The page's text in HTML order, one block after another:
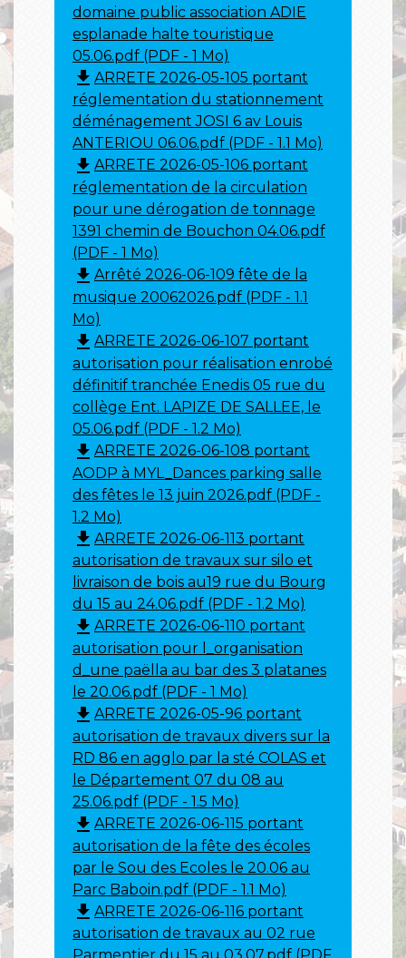
domaine public association ADIE
esplanade halte touristique
05.06.pdf (PDF - 1 Mo)
file_download ARRETE 2026-05-105 portant
réglementation du stationnement
déménagement JOSI 6 av Louis
ANTERIOU 06.06.pdf (PDF - 1.1 Mo)
file_download ARRETE 2026-05-106 portant
réglementation de la circulation
pour une dérogation de tonnage
1391 chemin de Bouchon 04.06.pdf
(PDF - 1 Mo)
file_download Arrêté 2026-06-109 fête de la
musique 20062026.pdf (PDF - 1.1
Mo)
file_download ARRETE 2026-06-107 portant
autorisation pour réalisation enrobé
définitif tranchée Enedis 05 rue du
collège Ent. LAPIZE DE SALLEE, le
05.06.pdf (PDF - 1.2 Mo)
file_download ARRETE 2026-06-108 portant
AODP à MYL_Dances parking salle
des fêtes le 13 juin 2026.pdf (PDF -
1.2 Mo)
file_download ARRETE 2026-06-113 portant
autorisation de travaux sur silo et
livraison de bois au19 rue du Bourg
du 15 au 24.06.pdf (PDF - 1.2 Mo)
file_download ARRETE 2026-06-110 portant
autorisation pour l_organisation
d_une paëlla au bar des 3 platanes
le 20.06.pdf (PDF - 1 Mo)
file_download ARRETE 2026-05-96 portant
autorisation de travaux divers sur la
RD 86 en agglo par la sté COLAS et
le Département 07 du 08 au
25.06.pdf (PDF - 1.5 Mo)
file_download ARRETE 2026-06-115 portant
autorisation de la fête des écoles
par le Sou des Ecoles le 20.06 au
Parc Baboin.pdf (PDF - 1.1 Mo)
file_download ARRETE 2026-06-116 portant
autorisation de travaux au 02 rue